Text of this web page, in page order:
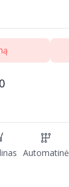
Automatinė